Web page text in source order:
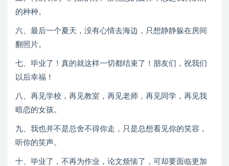
的种种。
六、最后一个夏天，没有心情去海边，只想静静躲在房间
翻照片。
七、毕业了！真的就这样一切都结束了！朋友们，祝我们
以后幸福！
八、再见学校，再见教室，再见老师，再见同学，再见我
暗恋的女孩。
九、我也并不是总舍不得你走，只是总想看见你的笑容，
听你的笑声。
十、毕业了，不再为作业，论文烦恼了，可却要面临更加